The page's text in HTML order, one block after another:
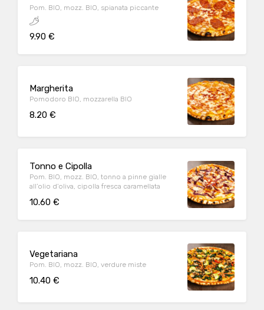
Pom. BIO, mozz. BIO, spianata piccante
9.90 €
Margherita
Pomodoro BIO, mozzarella BIO
8.20 €
Tonno e Cipolla
Pom. BIO, mozz. BIO, tonno a pinne gialle
all’olio d’oliva, cipolla fresca caramellata
10.60 €
Vegetariana
Pom. BIO, mozz. BIO, verdure miste
10.40 €